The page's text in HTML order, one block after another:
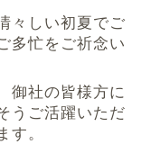
々しい初夏でご
多忙をご祈念い
御社の皆様方に
うご活躍いただ
す。